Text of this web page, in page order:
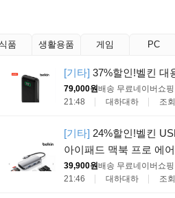
품 생활용품 게임 PC
[기타] 37%할인!벨킨 대
79,000원배송 무료네이버쇼핑
21:48
대하대하 조
[기타] 24%할인!벨킨
아이패드 맥북 프로 에
39,900원배송 무료네이버쇼핑
21:46
대하대하 조